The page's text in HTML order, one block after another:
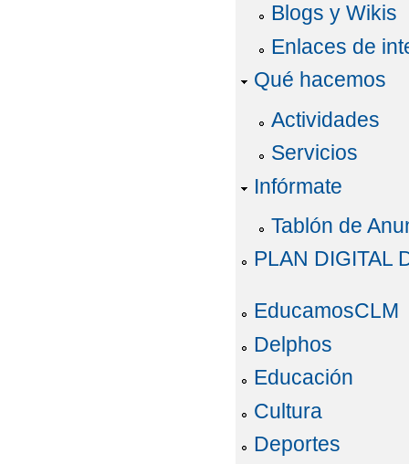
Blogs y Wikis
Enlaces de
Qué hacemos
Actividades
Servicios
Infórmate
Tablón de
PLAN DIGITAL
EducamosCLM
Delphos
Educación
Cultura
Deportes